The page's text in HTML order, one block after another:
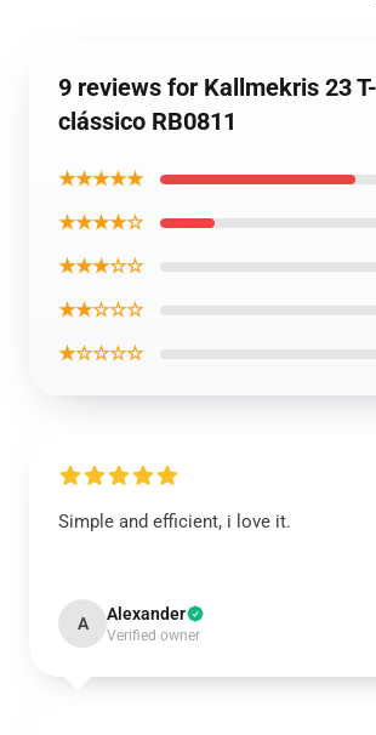
9 reviews for Kallmekris 23
clássico RB0811
★★★★★
★★★★☆
★★★☆☆
★★☆☆☆
★☆☆☆☆
Simple and efficient, i love it.
A Alexander
Verified owner